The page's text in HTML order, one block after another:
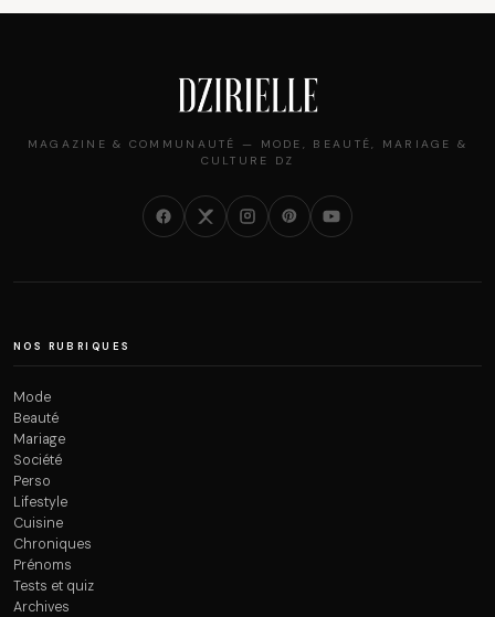
MAGAZINE & COMMUNAUTÉ — MODE, BEAUTÉ, MARIAGE &
CULTURE DZ
NOS RUBRIQUES
Mode
Beauté
Mariage
Société
Perso
Lifestyle
Cuisine
Chroniques
Prénoms
Tests et quiz
Archives